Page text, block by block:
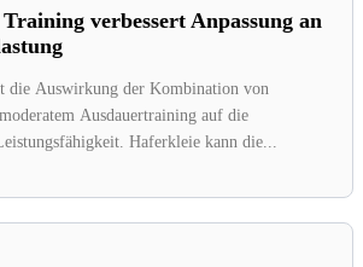
verbessert Anpassung an
die Auswirkung der Kombination von
Ausdauertraining auf die
Haferkleie kann die...